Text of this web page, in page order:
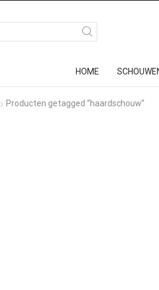
HOME
Producten getagged “haardschouw”